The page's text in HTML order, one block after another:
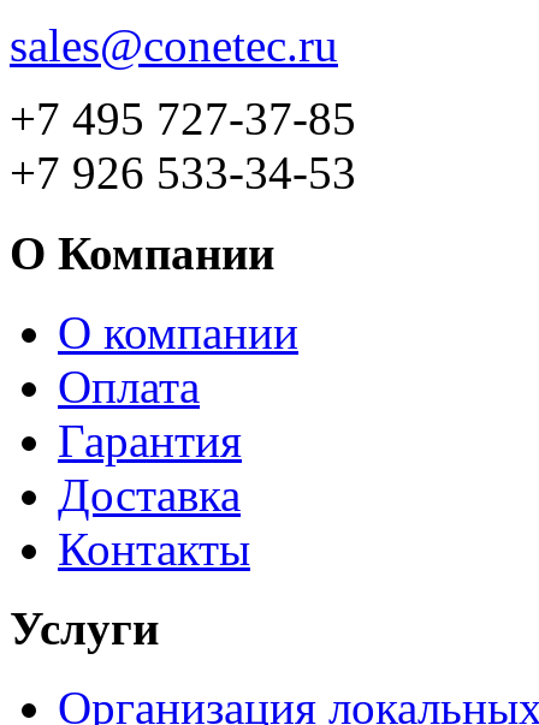
sales@conetec.ru
+7 495 727-37-85
+7 926 533-34-53
О Компании
О компании
Оплата
Гарантия
Доставка
Контакты
Услуги
Организация